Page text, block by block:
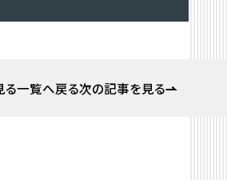
る一覧へ戻る次の記事を見る